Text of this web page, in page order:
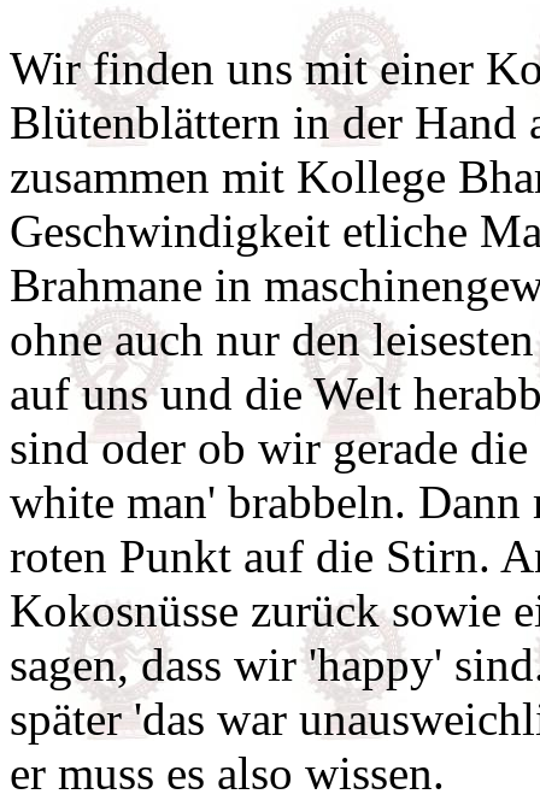
Wir finden uns mit einer
Blütenblättern in der Hand
zusammen mit Kollege
Geschwindigkeit etliche
Brahmane in
ohne auch nur den
auf uns und die Welt
sind oder ob wir gerade
white man' brabbeln. Dann
roten Punkt auf die Stirn.
Kokosnüsse zurück sowie
sagen, dass wir 'happy'
später 'das war
er muss es also wissen.